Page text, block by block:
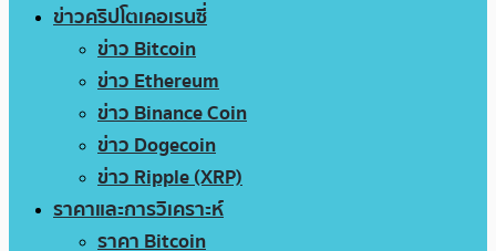
ข่าวคริปโตเคอเรนซี่
ข่าว Bitcoin
ข่าว Ethereum
ข่าว Binance Coin
ข่าว Dogecoin
ข่าว Ripple (XRP)
ราคาและการวิเคราะห์
ราคา Bitcoin